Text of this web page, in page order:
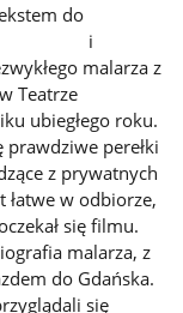
do
życiu i
malarza z
Teatrze
ubiegłego roku.
perełki
z prywatnych
w odbiorze,
się filmu.
malarza, z
do Gdańska.
się